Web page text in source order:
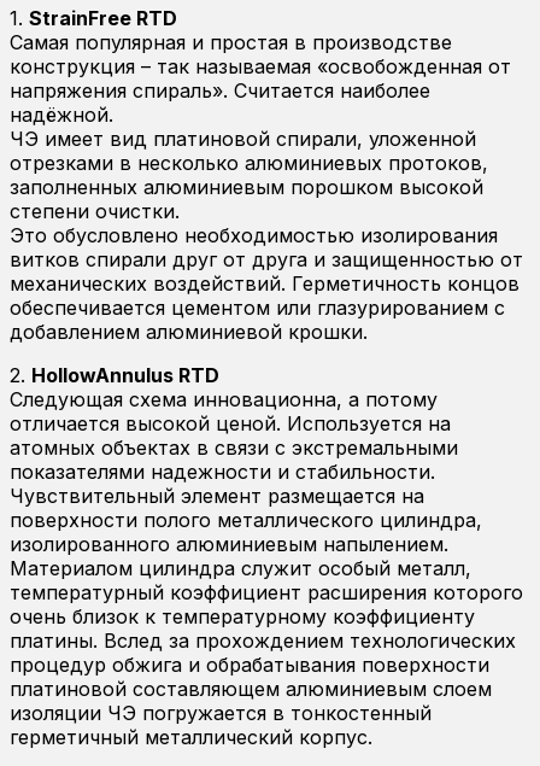
1. StrainFree RTD
Самая популярная и простая в производстве
конструкция – так называемая «освобожденная от
напряжения спираль». Считается наиболее
надёжной.
ЧЭ имеет вид платиновой спирали, уложенной
отрезками в несколько алюминиевых протоков,
заполненных алюминиевым порошком высокой
степени очистки.
Это обусловлено необходимостью изолирования
витков спирали друг от друга и защищенностью от
механических воздействий. Герметичность концов
обеспечивается цементом или глазурированием с
добавлением алюминиевой крошки.
2. HollowAnnulus RTD
Следующая схема инновационна, а потому
отличается высокой ценой. Используется на
атомных объектах в связи с экстремальными
показателями надежности и стабильности.
Чувствительный элемент размещается на
поверхности полого металлического цилиндра,
изолированного алюминиевым напылением.
Материалом цилиндра служит особый металл,
температурный коэффициент расширения которого
очень близок к температурному коэффициенту
платины. Вслед за прохождением технологических
процедур обжига и обрабатывания поверхности
платиновой составляющем алюминиевым слоем
изоляции ЧЭ погружается в тонкостенный
герметичный металлический корпус.